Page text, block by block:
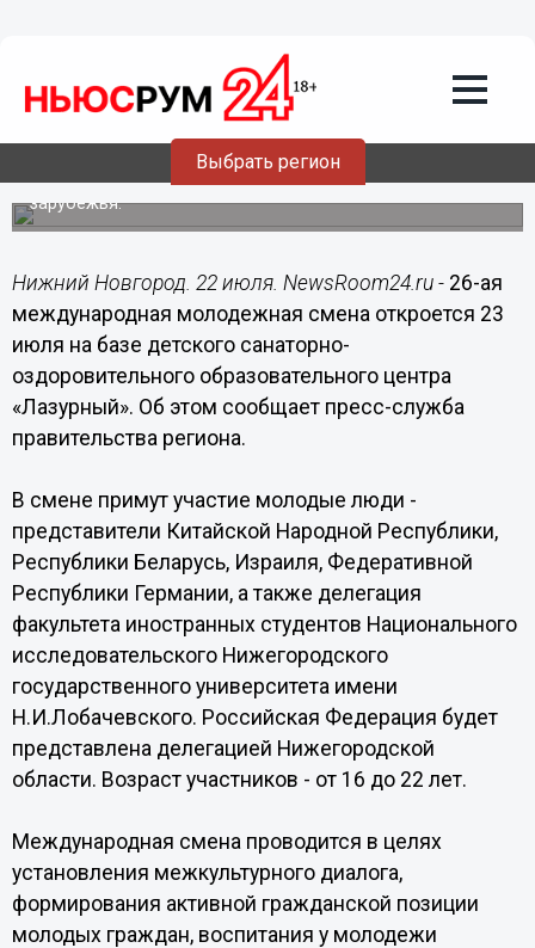
Выбрать регион
Открытие 26-ой международной
молодежной смены состоится на базе
детского центра «Лазурный»
Участниками смены за период ее проведения стали
более 3 тысяч человек из 30 стран ближнего и дальнего
зарубежья.
Нижний Новгород. 22 июля. NewsRoom24.ru - 26-ая
международная молодежная смена откроется 23
июля на базе детского санаторно-
оздоровительного образовательного центра
«Лазурный». Об этом сообщает пресс-служба
правительства региона.
В смене примут участие молодые люди -
представители Китайской Народной Республики,
Республики Беларусь, Израиля, Федеративной
Республики Германии, а также делегация
факультета иностранных студентов Национального
исследовательского Нижегородского
государственного университета имени
Н.И.Лобачевского. Российская Федерация будет
представлена делегацией Нижегородской
области. Возраст участников - от 16 до 22 лет.
Международная смена проводится в целях
установления межкультурного диалога,
формирования активной гражданской позиции
молодых граждан, воспитания у молодежи